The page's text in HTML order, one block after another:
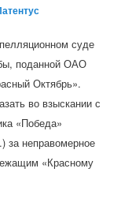
суде
поданной ОАО
Октябрь».
во взыскании с
«Победа»
за неправомерное
«Красному